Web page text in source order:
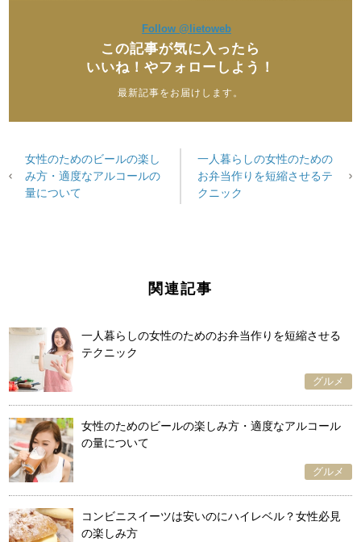
Follow @lietoweb
この記事が気に入ったら
いいね！やフォローしよう！
最新記事をお届けします。
女性のためのビールの楽し
み方・適度なアルコールの
量について
一人暮らしの女性のための
お弁当作りを短縮させるテ
クニック
関連記事
一人暮らしの女性のためのお弁当作りを短縮させる
テクニック
グルメ
女性のためのビールの楽しみ方・適度なアルコール
の量について
グルメ
コンビニスイーツは安いのにハイレベル？女性必見
の楽しみ方